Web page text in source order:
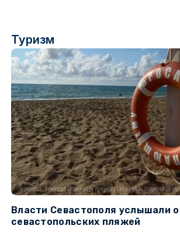
Туризм
Власти Севастополя услышали
севастопольских пляжей